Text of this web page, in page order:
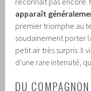
apparaît
premier triomphe au
soudainement porter
petit air très surpris. Il
d’une rare intensité,
DU